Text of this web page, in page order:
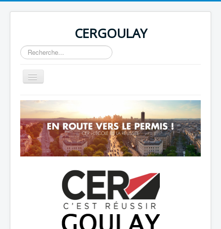
CERGOULAY
Rechercher
Basculer
la
Home
About
Author Login